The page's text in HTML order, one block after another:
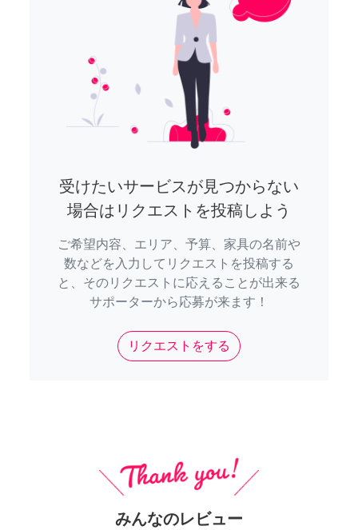
受けたいサービスが見つからない
場合はリクエストを投稿しよう
ご希望内容、エリア、予算、家具の名前や
数などを入力してリクエストを投稿する
と、そのリクエストに応えることが出来る
サポーターから応募が来ます！
リクエストをする
みんなのレビュー